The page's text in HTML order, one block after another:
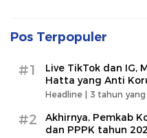
Pos Terpopuler
#1
Live TikTok dan IG,
Hatta yang Anti
Headline | 3 tahun yang
#2
Akhirnya, Pemkab
dan PPPK tahun